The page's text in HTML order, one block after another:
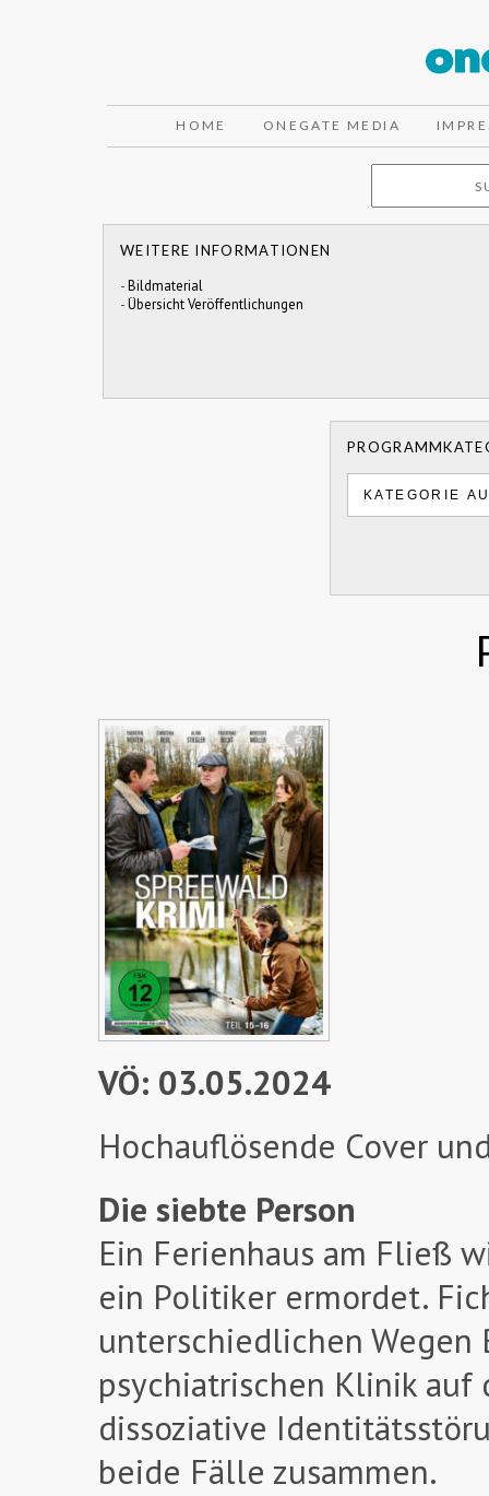
HOME ONEGATE MEDIA
WEITERE INFORMATIONEN
-Bildmaterial
-Übersicht Veröffentlichungen
VÖ: 03.05.2024
Hochauflösende Cover
Die siebte Person
Ein Ferienhaus am Fließ
ein Politiker ermordet.
unterschiedlichen Wegen
psychiatrischen Klinik auf
dissoziative
beide Fälle zusammen.